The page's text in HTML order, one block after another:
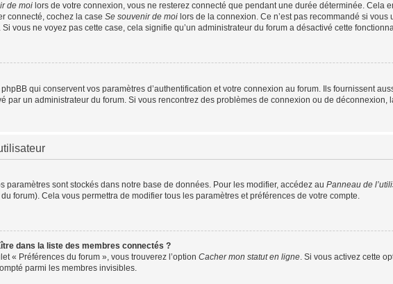
de moi lors de votre connexion, vous ne resterez connecté que pendant une durée déterminée. Cela
connecté, cochez la case Se souvenir de moi lors de la connexion. Ce n’est pas recommandé si
vous ne voyez pas cette case, cela signifie qu’un administrateur du forum a désactivé cette
qui conservent vos paramètres d’authentification et votre connexion au forum. Ils fournissent
par un administrateur du forum. Si vous rencontrez des problèmes de connexion ou de
paramètres sont stockés dans notre base de données. Pour les modifier, accédez au Panneau de
forum). Cela vous permettra de modifier tous les paramètres et préférences de votre compte.
dans la liste des membres connectés ?
« Préférences du forum », vous trouverez l’option Cacher mon statut en ligne. Si vous activez cette
parmi les membres invisibles.